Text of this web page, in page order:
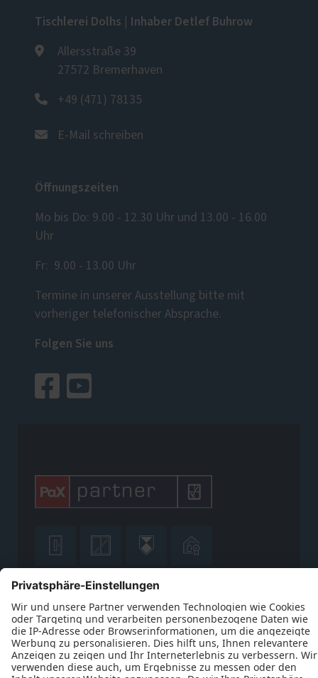
Tischlerei Dolhs | Inhaber Detlef Buhrow
Allersstraße 39
27572 Bremerhaven
+49 (471) 78135
E-Mail schreiben
Öffnungszeiten
Mo bis Do: 9.00 - 12.30 Uhr und 13.00 - 16.00
Uhr
Fr: 9.00 - 13.00 Uhr
Termine in unserer Ausstellung bitte mit
vorheriger telefonischer Absprache.
Folgen Sie uns
   
  
   